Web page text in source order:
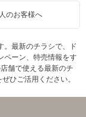
のお客様へ
。最新のチラシで、ド
ペーン、特売情報をす
舗で使える最新のチ
ひご活用ください。